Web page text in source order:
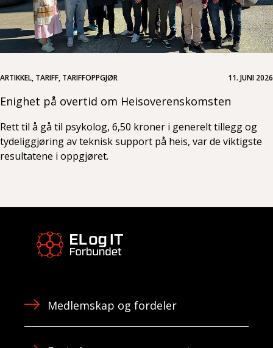
ARTIKKEL, TARIFF, TARIFFOPPGJØR 11. JUNI 2026
Enighet på overtid om Heisoverenskomsten
Rett til å gå til psykolog, 6,50 kroner i generelt tillegg og
tydeliggjøring av teknisk support på heis, var de viktigste
resultatene i oppgjøret.
Medlemskap og fordeler